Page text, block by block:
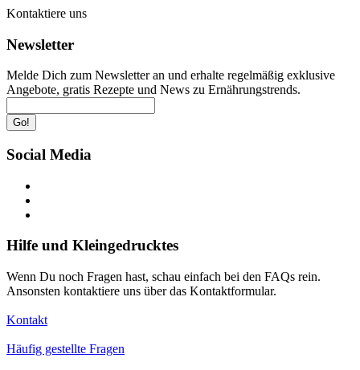
Kontaktiere uns
Newsletter
Melde Dich zum Newsletter an und erhalte regelmäßig exklusive
Angebote, gratis Rezepte und News zu Ernährungstrends.
Go!
Social Media
Hilfe und Kleingedrucktes
Wenn Du noch Fragen hast, schau einfach bei den FAQs rein.
Ansonsten kontaktiere uns über das Kontaktformular.
Kontakt
Häufig gestellte Fragen